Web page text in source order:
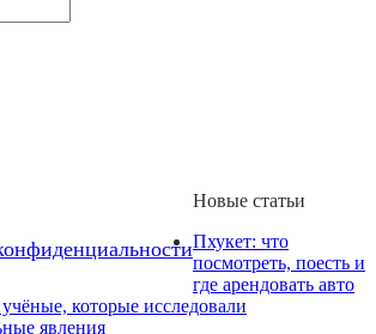
Новые статьи
Пхукет: что
посмотреть, поесть и
где арендовать авто
которые исследовали
явления